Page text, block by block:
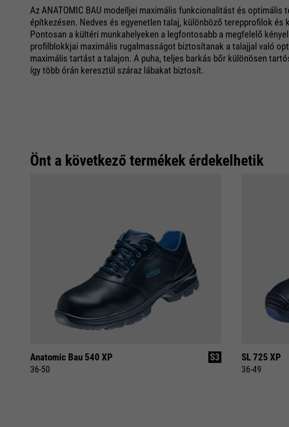
Az ANATOMIC BAU modelljei maximális funkcionalitást és optimális
építkezésen. Nedves és egyenetlen talaj, különböző terepprofilok
Pontosan a kültéri munkahelyeken a legfontosabb a megfelelő
profilblokkjai maximális rugalmasságot biztosítanak a talajjal való
maximális tartást a talajon. A puha, teljes barkás bőr különösen
így több órán keresztül száraz lábakat biztosít.
Önt a következő termékek érdekelhetik
Anatomic Bau 540 XP
36-50
S3 SL 725 XP
36-49